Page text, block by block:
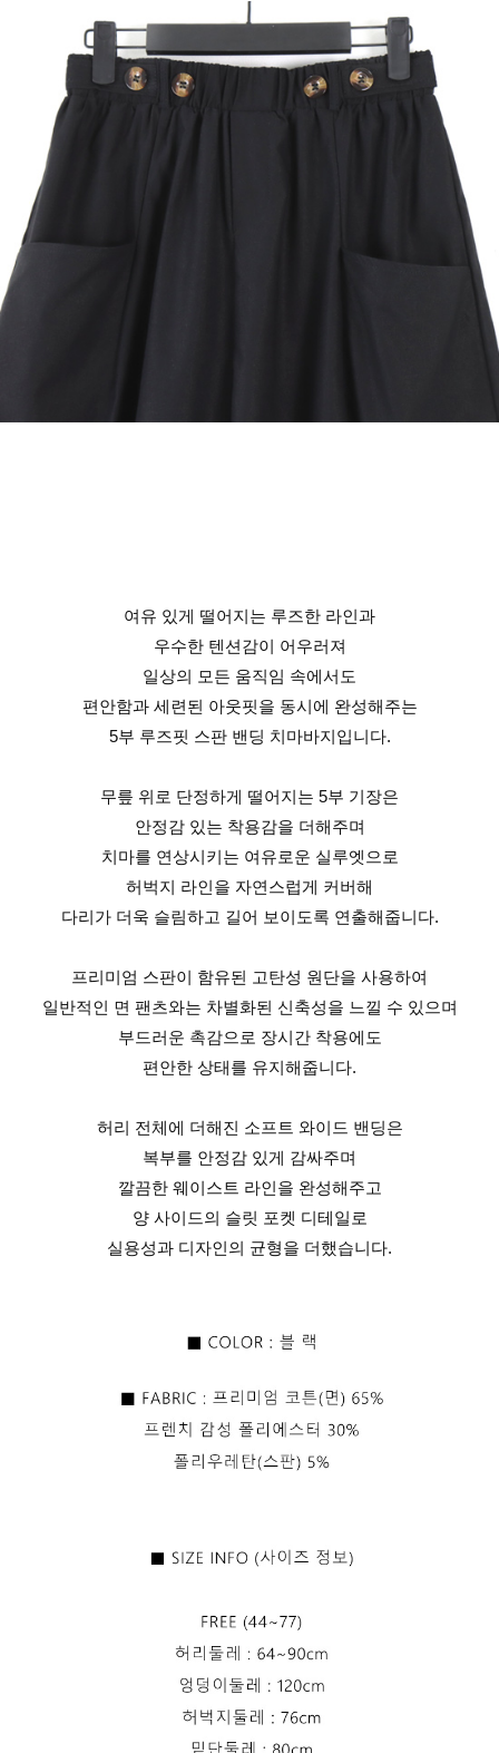
여유 있게 떨어지는 루즈한 라인과
우수한 텐션감이 어우러져
일상의 모든 움직임 속에서도
편안함과 세련된 아웃핏을 동시에 완성해주는
5부 루즈핏 스판 밴딩 치마바지입니다.
무릎 위로 단정하게 떨어지는 5부 기장은
안정감 있는 착용감을 더해주며
치마를 연상시키는 여유로운 실루엣으로
허벅지 라인을 자연스럽게 커버해
다리가 더욱 슬림하고 길어 보이도록 연출해줍니다.
프리미엄 스판이 함유된 고탄성 원단을 사용하여
일반적인 면 팬츠와는 차별화된 신축성을 느낄 수 있으며
부드러운 촉감으로 장시간 착용에도
편안한 상태를 유지해줍니다.
허리 전체에 더해진 소프트 와이드 밴딩은
복부를 안정감 있게 감싸주며
깔끔한 웨이스트 라인을 완성해주고
양 사이드의 슬릿 포켓 디테일로